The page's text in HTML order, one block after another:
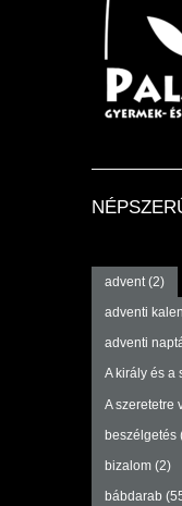
advent(2)
adventi
adventi
A király és a
A szeretetre
beszélgetés
bizalom(2)
bábdarab